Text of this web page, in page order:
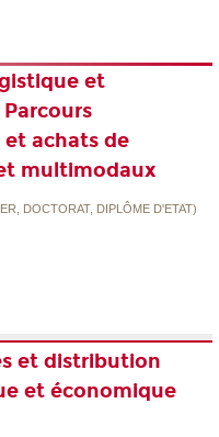
et
achats de
multimodaux
DOCTORAT, DIPLÔME D'ETAT)
et distribution
et économique